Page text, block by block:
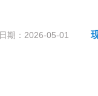
期：2026-05-01